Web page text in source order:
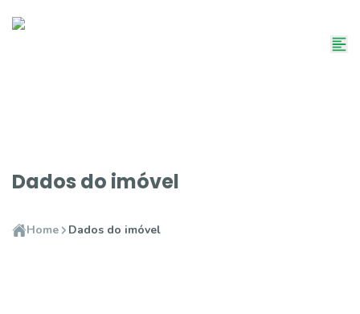
Dados do imóvel
Home Dados do imóvel